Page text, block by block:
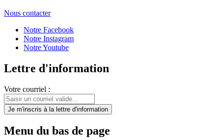
Nous contacter
Notre Facebook
Notre Instagram
Notre Youtube
Lettre d'information
Votre courriel :
Je m'inscris à la lettre d'information
Menu du bas de page